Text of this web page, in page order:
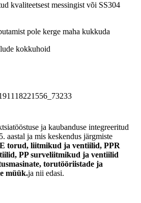
kvaliteetsest messingist või SS304
pole kerge maha kukkuda
kokkuhoid
ja kaubanduse integreeritud
aastal ja mis keskendus järgmiste
torud, liitmikud ja ventiilid, PPR
PP surveliitmikud ja ventiilid
torutööriistade ja
müük.ja nii edasi.